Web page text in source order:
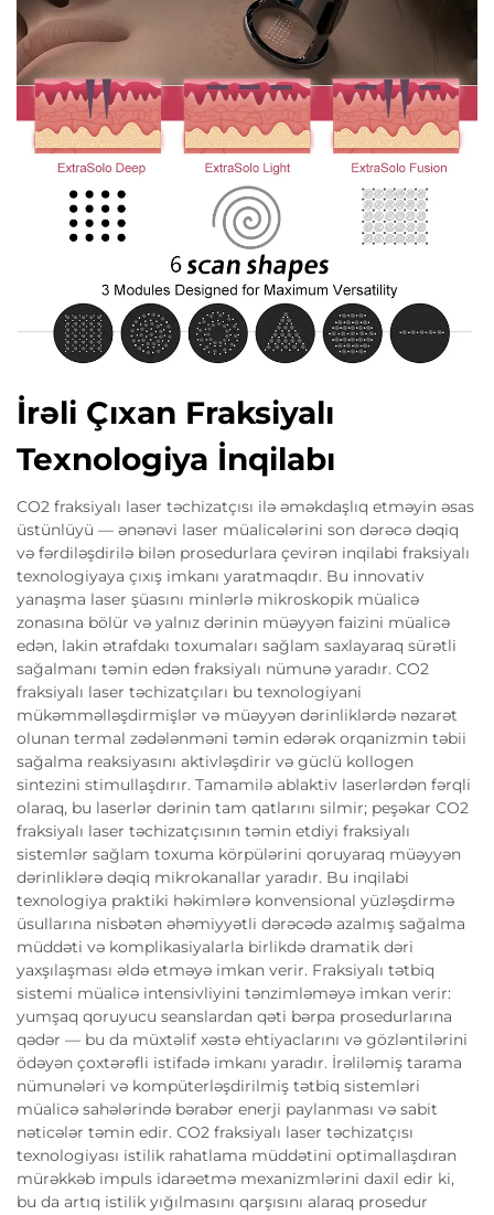
İrəli Çıxan Fraksiyalı
Texnologiya İnqilabı
CO2 fraksiyalı laser təchizatçısı ilə əməkdaşlıq etməyin əsas
üstünlüyü — ənənəvi laser müalicələrini son dərəcə dəqiq
və fərdiləşdirilə bilən prosedurlara çevirən inqilabi fraksiyalı
texnologiyaya çıxış imkanı yaratmaqdır. Bu innovativ
yanaşma laser şüasını minlərlə mikroskopik müalicə
zonasına bölür və yalnız dərinin müəyyən faizini müalicə
edən, lakin ətrafdakı toxumaları sağlam saxlayaraq sürətli
sağalmanı təmin edən fraksiyalı nümunə yaradır. CO2
fraksiyalı laser təchizatçıları bu texnologiyani
mükəmməlləşdirmişlər və müəyyən dərinliklərdə nəzarət
olunan termal zədələnməni təmin edərək orqanizmin təbii
sağalma reaksiyasını aktivləşdirir və güclü kollogen
sintezini stimullaşdırır. Tamamilə ablaktiv laserlərdən fərqli
olaraq, bu laserlər dərinin tam qatlarını silmir; peşəkar CO2
fraksiyalı laser təchizatçısının təmin etdiyi fraksiyalı
sistemlər sağlam toxuma körpülərini qoruyaraq müəyyən
dərinliklərə dəqiq mikrokanallar yaradır. Bu inqilabi
texnologiya praktiki həkimlərə konvensional yüzləşdirmə
üsullarına nisbətən əhəmiyyətli dərəcədə azalmış sağalma
müddəti və komplikasiyalarla birlikdə dramatik dəri
yaxşılaşması əldə etməyə imkan verir. Fraksiyalı tətbiq
sistemi müalicə intensivliyini tənzimləməyə imkan verir:
yumşaq qoruyucu seanslardan qəti bərpa prosedurlarına
qədər — bu da müxtəlif xəstə ehtiyaclarını və gözləntilərini
ödəyən çoxtərəfli istifadə imkanı yaradır. İrəliləmiş tarama
nümunələri və kompüterləşdirilmiş tətbiq sistemləri
müalicə sahələrində bərabər enerji paylanması və sabit
nəticələr təmin edir. CO2 fraksiyalı laser təchizatçısı
texnologiyası istilik rahatlama müddətini optimallaşdıran
mürəkkəb impuls idarəetmə mexanizmlərini daxil edir ki,
bu da artıq istilik yığılmasını qarşısını alaraq prosedur